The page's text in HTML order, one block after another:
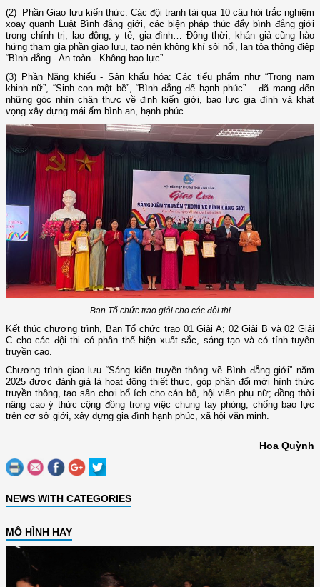
(2) Phần Giao lưu kiến thức: Các đội tranh tài qua 10 câu hỏi trắc nghiệm
xoay quanh Luật Bình đẳng giới, các biện pháp thúc đẩy bình đẳng giới
trong chính trị, lao động, y tế, gia đình… Đồng thời, khán giả cũng hào
hứng tham gia phần giao lưu, tạo nên không khí sôi nổi, lan tỏa thông điệp
“Bình đẳng - An toàn - Không bạo lực”.
(3) Phần Năng khiếu - Sân khấu hóa: Các tiểu phẩm như “Trọng nam
khinh nữ”, “Sinh con một bề”, “Bình đẳng để hạnh phúc”… đã mang đến
những góc nhìn chân thực về định kiến giới, bạo lực gia đình và khát
vọng xây dựng mái ấm bình an, hạnh phúc.
Ban Tổ chức trao giải cho các đội thi
Kết thúc chương trình, Ban Tổ chức trao 01 Giải A; 02 Giải B và 02 Giải
C cho các đội thi có phần thể hiện xuất sắc, sáng tạo và có tính tuyên
truyền cao.
Chương trình giao lưu “Sáng kiến truyền thông về Bình đẳng giới” năm
2025 được đánh giá là hoạt động thiết thực, góp phần đổi mới hình thức
truyền thông, tạo sân chơi bổ ích cho cán bộ, hội viên phụ nữ; đồng thời
nâng cao ý thức cộng đồng trong việc chung tay phòng, chống bạo lực
trên cơ sở giới, xây dựng gia đình hạnh phúc, xã hội văn minh.
Hoa Quỳnh
NEWS WITH CATEGORIES
MÔ HÌNH HAY